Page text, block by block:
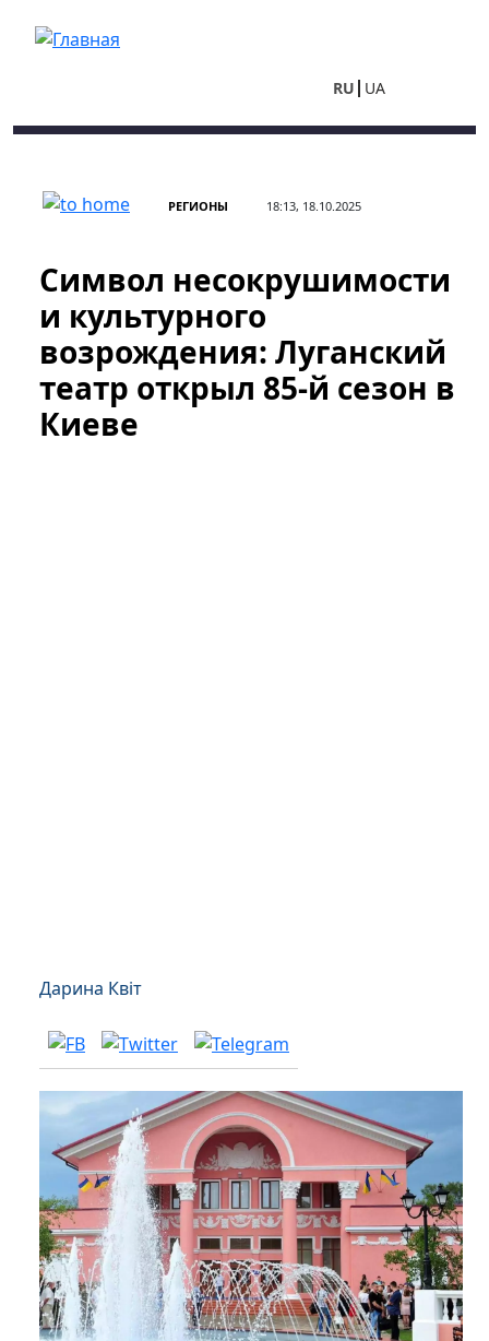
RU UA
РЕГИОНЫ 18:13, 18.10.2025
Символ несокрушимости
и культурного
возрождения: Луганский
театр открыл 85-й сезон в
Киеве
Дарина Квіт